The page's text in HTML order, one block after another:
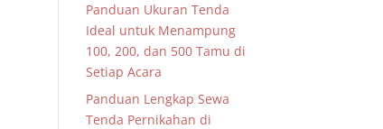
Panduan Ukuran Tenda
Ideal untuk Menampung
100, 200, dan 500 Tamu di
Setiap Acara
Panduan Lengkap Sewa
Tenda Pernikahan di